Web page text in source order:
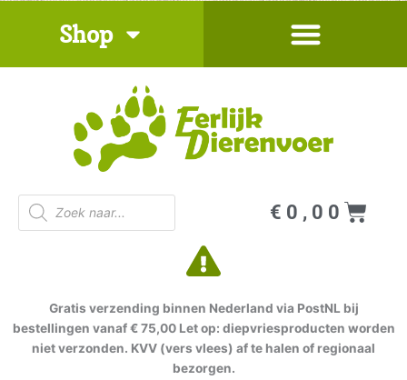
inhoud
Shop
Producten
zoeken
€ 0,00
Gratis verzending binnen Nederland via PostNL bij
bestellingen vanaf € 75,00 Let op: diepvriesproducten worden
niet verzonden. KVV (vers vlees) af te halen of regionaal
bezorgen.